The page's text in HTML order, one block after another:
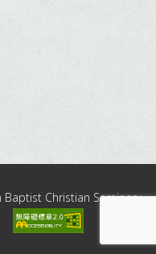
Christian Seminary.